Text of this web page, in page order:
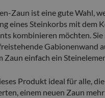
Zaun ist eine gute Wahl,
eines Steinkorbs mit dem
kombinieren möchten. Sie
Gabionenwand
Zaun einfach ein
Produkt ideal für alle,
einem neuen Zaun